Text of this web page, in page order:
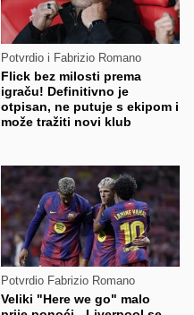
Potvrdio i Fabrizio Romano
Flick bez milosti prema
igraču! Definitivno je
otpisan, ne putuje s ekipom i
može tražiti novi klub
Potvrdio Fabrizio Romano
Veliki "Here we go" malo